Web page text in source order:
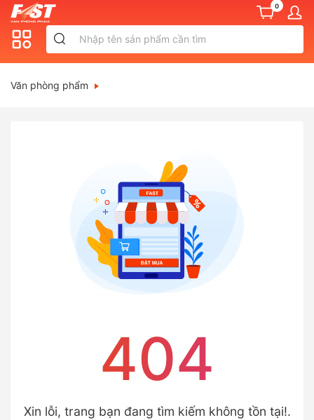
0
Văn phòng phẩm
404
Xin lỗi, trang bạn đang tìm kiếm không tồn tại!.